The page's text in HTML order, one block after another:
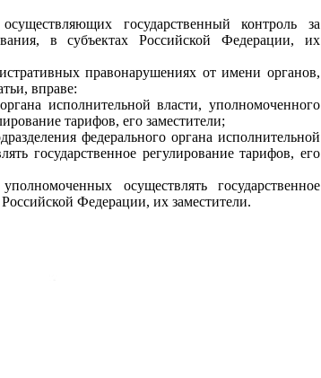
государственный контроль за
в субъектах Российской Федерации, их
правонарушениях от имени органов,
вправе:
исполнительной власти, уполномоченного
тарифов, его заместители;
федерального органа исполнительной
государственное регулирование тарифов, его
осуществлять государственное
Федерации, их заместители.